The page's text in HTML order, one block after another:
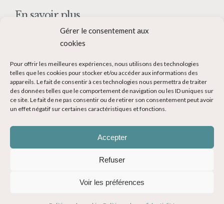
Gérer le consentement aux
cookies
Pour offrir les meilleures expériences, nous utilisons des technologies
telles que les cookies pour stocker et/ou accéder aux informations des
appareils. Le fait de consentir à ces technologies nous permettra de traiter
des données telles que le comportement de navigation ou les ID uniques sur
ce site. Le fait de ne pas consentir ou de retirer son consentement peut avoir
un effet négatif sur certaines caractéristiques et fonctions.
Accepter
Refuser
Voir les préférences
En savoir plus
Contact
Devenir Blogueur voyage
Ma Bucket List
© Copyright 2014-2024 - Evasions Gourmandes Blog Voyage - Tous